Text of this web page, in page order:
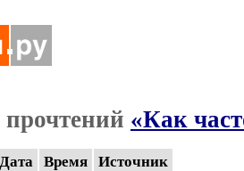
«Как
Дата Время Источник